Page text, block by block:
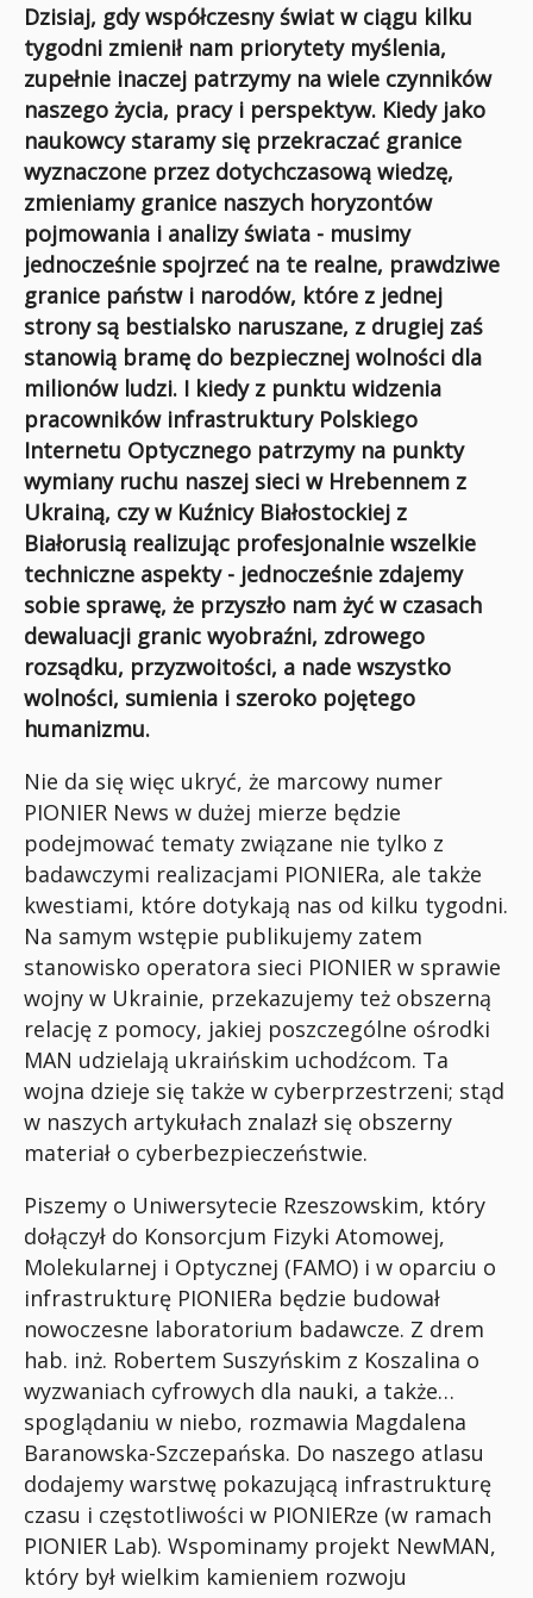
Dzisiaj, gdy współczesny świat w ciągu kilku
tygodni zmienił nam priorytety myślenia,
zupełnie inaczej patrzymy na wiele czynników
naszego życia, pracy i perspektyw. Kiedy jako
naukowcy staramy się przekraczać granice
wyznaczone przez dotychczasową wiedzę,
zmieniamy granice naszych horyzontów
pojmowania i analizy świata - musimy
jednocześnie spojrzeć na te realne, prawdziwe
granice państw i narodów, które z jednej
strony są bestialsko naruszane, z drugiej zaś
stanowią bramę do bezpiecznej wolności dla
milionów ludzi. I kiedy z punktu widzenia
pracowników infrastruktury Polskiego
Internetu Optycznego patrzymy na punkty
wymiany ruchu naszej sieci w Hrebennem z
Ukrainą, czy w Kuźnicy Białostockiej z
Białorusią realizując profesjonalnie wszelkie
techniczne aspekty - jednocześnie zdajemy
sobie sprawę, że przyszło nam żyć w czasach
dewaluacji granic wyobraźni, zdrowego
rozsądku, przyzwoitości, a nade wszystko
wolności, sumienia i szeroko pojętego
humanizmu.
Nie da się więc ukryć, że marcowy numer
PIONIER News w dużej mierze będzie
podejmować tematy związane nie tylko z
badawczymi realizacjami PIONIERa, ale także
kwestiami, które dotykają nas od kilku tygodni.
Na samym wstępie publikujemy zatem
stanowisko operatora sieci PIONIER w sprawie
wojny w Ukrainie, przekazujemy też obszerną
relację z pomocy, jakiej poszczególne ośrodki
MAN udzielają ukraińskim uchodźcom. Ta
wojna dzieje się także w cyberprzestrzeni; stąd
w naszych artykułach znalazł się obszerny
materiał o cyberbezpieczeństwie.
Piszemy o Uniwersytecie Rzeszowskim, który
dołączył do Konsorcjum Fizyki Atomowej,
Molekularnej i Optycznej (FAMO) i w oparciu o
infrastrukturę PIONIERa będzie budował
nowoczesne laboratorium badawcze. Z drem
hab. inż. Robertem Suszyńskim z Koszalina o
wyzwaniach cyfrowych dla nauki, a także…
spoglądaniu w niebo, rozmawia Magdalena
Baranowska-Szczepańska. Do naszego atlasu
dodajemy warstwę pokazującą infrastrukturę
czasu i częstotliwości w PIONIERze (w ramach
PIONIER Lab). Wspominamy projekt NewMAN,
który był wielkim kamieniem rozwoju